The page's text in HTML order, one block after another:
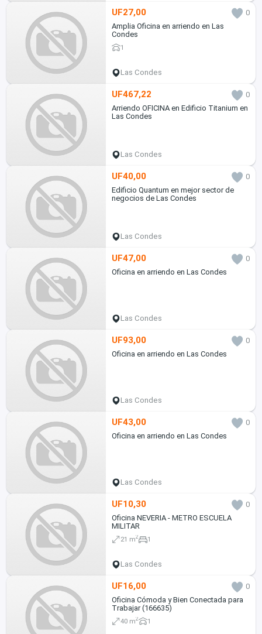
UF27,00
0
Amplia Oficina en arriendo en Las
Condes
1
Las Condes
UF467,22
0
Arriendo OFICINA en Edificio Titanium en
Las Condes
Las Condes
UF40,00
0
Edificio Quantum en mejor sector de
negocios de Las Condes
Las Condes
UF47,00
0
Oficina en arriendo en Las Condes
Las Condes
UF93,00
0
Oficina en arriendo en Las Condes
Las Condes
UF43,00
0
Oficina en arriendo en Las Condes
Las Condes
UF10,30
0
Oficina NEVERIA - METRO ESCUELA
MILITAR
21 m2 1
Las Condes
UF16,00
0
Oficina Cómoda y Bien Conectada para
Trabajar (166635)
40 m2 1